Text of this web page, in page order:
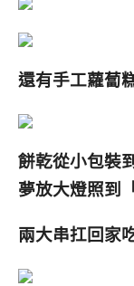
還有手工蘿蔔
餅乾從小包裝
夢放大燈照到
兩大串扛回家